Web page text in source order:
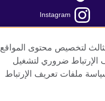
Instagram
لتخصيص محتوى المواقع
الإرتباط ضروري لتشغيل
ملفات تعريف الإرتباط